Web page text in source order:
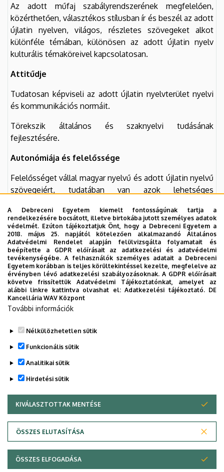
Az adott műfaj szabályrendszerének megfelelően,
közérthetően, választékos stílusban ír és beszél az adott
újlatin nyelven, világos, részletes szövegeket alkot
különféle témában, különösen az adott újlatin nyelv
kulturális témaköreivel kapcsolatosan.
Attitűdje
Tudatosan képviseli az adott újlatin nyelvterület nyelvi
és kommunikációs normáit.
Törekszik általános és szaknyelvi tudásának
fejlesztésére.
Autonómiája és felelőssége
Felelősséget vállal magyar nyelvű és adott újlatin nyelvű
szövegeiért, tudatában van azok lehetséges
Tantárgy felelőse(név, beosztás, tud. fokozat): dr.
Száraz Orsolya egyetemi adjunktus, PhD
Tantárgy oktatásába bevont oktató(k), ha van(nak)
(név, beosztás, tud. fokozat): anyanyelvi lektor
Legutóbbi frissítés: 2023. 10. 17. 08:04
Adatvédelem
A Debreceni Egyetem kiemelt fontosságúnak tartja a
rendelkezésére bocsátott, illetve birtokába jutott személyes adatok
védelmét. Ezúton tájékoztatjuk Önt, hogy a Debreceni Egyetem a
2018. május 25. napjától kötelezően alkalmazandó Általános
Adatvédelmi Rendelet alapján felülvizsgálta folyamatait és
beépítette a GDPR előírásait az adatkezelési és adatvédelmi
tevékenységébe. A felhasználók személyes adatait a Debreceni
Egyetem korábban is teljes körültekintéssel kezelte, megfelelve az
érvényben lévő adatkezelési szabályozásoknak. A GDPR előírásait
követve frissítettük Adatvédelmi Tájékoztatónkat, amelyet az
alábbi linkre kattintva olvashat el:Adatkezelési tájékoztató. DE
Kancellária WAV Központ
További információk
Nélkülözhetetlen sütik
Funkcionális sütik
Analitikai sütik
Hirdetési sütik
KIVÁLASZTOTTAK MENTÉSE
ÖSSZES ELUTASÍTÁSA
WITHDRAW CONSENT
ÖSSZES ELFOGADÁSA